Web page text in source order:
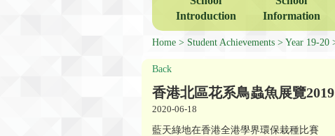
Introduction
Information
Home Student Achievements Year 19-20
Back
香港北區花系鳥蟲魚展覽2019
2020-06-18
藍天綠地在香港全港學界環保栽種比賽